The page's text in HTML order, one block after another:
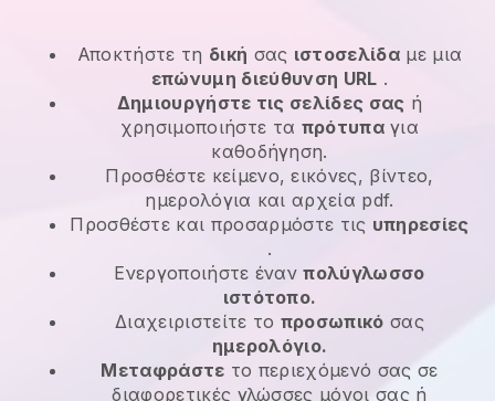
Αποκτήστε τη δική σας ιστοσελίδα με μια
επώνυμη διεύθυνση URL .
Δημιουργήστε τις σελίδες σας ή
χρησιμοποιήστε τα πρότυπαγια
καθοδήγηση.
Προσθέστε κείμενο, εικόνες, βίντεο,
ημερολόγια και αρχεία pdf.
Προσθέστε και προσαρμόστε τις υπηρεσίες
.
Ενεργοποιήστε ένανπολύγλωσσο
ιστότοπο.
Διαχειριστείτε το προσωπικό σας
ημερολόγιο.
Μεταφράστε το περιεχόμενό σας σε
διαφορετικές γλώσσες μόνοι σας ή